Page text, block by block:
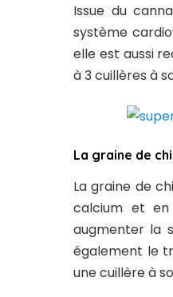
Issue du
système
elle est aussi
à 3 cuillères à
La graine de
La graine de
calcium et
augmenter la
également le
une cuillère à